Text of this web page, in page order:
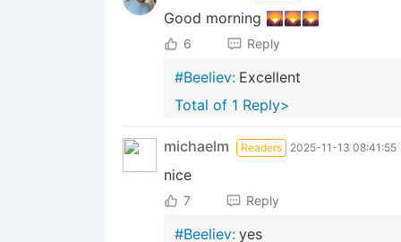
Good morning 🌄🌄🌄
6 Reply
#Beeliev: Excellent
Total of 1 Reply>
michaelm Readers 2025-11-13 08:41:55
nice
7 Reply
#Beeliev: yes